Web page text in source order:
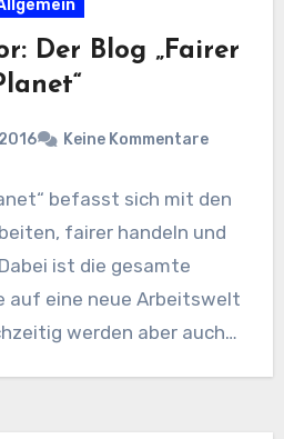
Der Blog „Fairer
Keine Kommentare
befasst sich mit den
fairer handeln und
ist die gesamte
auf eine neue Arbeitswelt
werden aber auch…